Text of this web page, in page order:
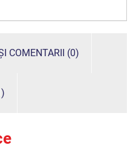
COMENTARII (0)